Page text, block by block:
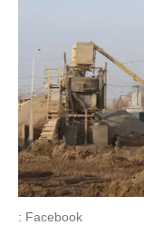
: Facebook